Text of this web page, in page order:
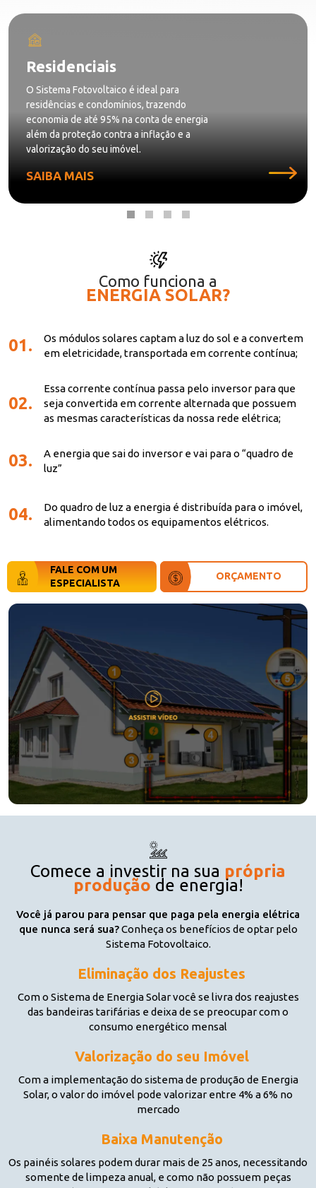
Comerciais
Com a Energia Solar você obtém mais
vantagem competitiva sobre seus
concorrentes além da redução dos gastos
fixos e despesas previsíveis.
Como funciona a
ENERGIA SOLAR?
em eletricidade, transportada em corrente contínua;
seja convertida em corrente alternada que possuem
as mesmas características da nossa rede elétrica;
luz”
alimentando todos os equipamentos elétricos.
ESPECIALISTA
ORÇAMENTO
Comece a investir na sua própria
produçãode energia!
que nunca será sua?Conheça os benefícios de optar pelo
Sistema Fotovoltaico.
Com o Sistema de Energia Solar você se livra dos reajustes
das bandeiras tarifárias e deixa de se preocupar com o
consumo energético mensal
Com a implementação do sistema de produção de Energia
Solar, o valor do imóvel pode valorizar entre 4% a 6% no
mercado
Os painéis solares podem durar mais de 25 anos, necessitando
somente de limpeza anual, e como não possuem peças
móveis quase não há desgaste mecânico.